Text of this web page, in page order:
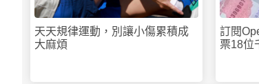
天天規律運動，別讓小傷累積成
大麻煩
訂閱
票18位